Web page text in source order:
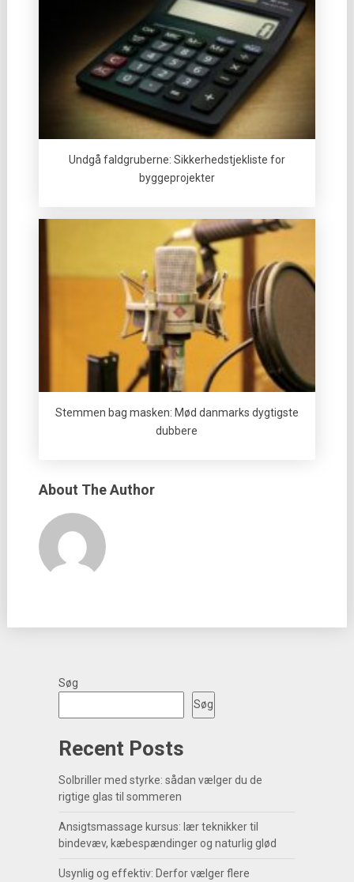
Undgå faldgruberne: Sikkerhedstjekliste for
byggeprojekter
Stemmen bag masken: Mød danmarks dygtigste
dubbere
About The Author
Søg
Søg
Recent Posts
Solbriller med styrke: sådan vælger du de
rigtige glas til sommeren
Ansigtsmassage kursus: lær teknikker til
bindevæv, kæbespændinger og naturlig glød
Usynlig og effektiv: Derfor vælger flere